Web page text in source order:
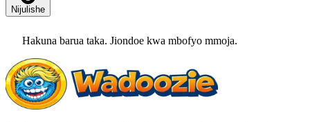
Nijulishe
Hakuna barua taka. Jiondoe kwa mbofyo mmoja.